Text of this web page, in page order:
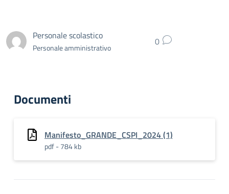
Personale scolastico
Personale amministrativo 0
Documenti
Manifesto_GRANDE_CSPI_2024 (1)
pdf - 784 kb